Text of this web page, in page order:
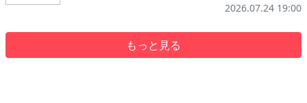
2026.07.24 19:00
もっと見る